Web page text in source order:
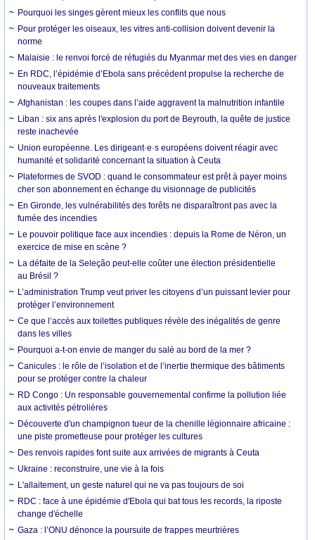
Pourquoi les singes gèrent mieux les conflits que nous
Pour protéger les oiseaux, les vitres anti-collision doivent devenir la
norme
Malaisie : le renvoi forcé de réfugiés du Myanmar met des vies en danger
En RDC, l’épidémie d’Ebola sans précédent propulse la recherche de
nouveaux traitements
Afghanistan : les coupes dans l’aide aggravent la malnutrition infantile
Liban : six ans après l'explosion du port de Beyrouth, la quête de justice
reste inachevée
Union européenne. Les dirigeant·e·s européens doivent réagir avec
humanité et solidarité concernant la situation à Ceuta
Plateformes de SVOD : quand le consommateur est prêt à payer moins
cher son abonnement en échange du visionnage de publicités
En Gironde, les vulnérabilités des forêts ne disparaîtront pas avec la
fumée des incendies
Le pouvoir politique face aux incendies : depuis la Rome de Néron, un
exercice de mise en scène ?
La défaite de la Seleção peut-elle coûter une élection présidentielle
au Brésil ?
L’administration Trump veut priver les citoyens d’un puissant levier pour
protéger l’environnement
Ce que l’accès aux toilettes publiques révèle des inégalités de genre
dans les villes
Pourquoi a-t-on envie de manger du salé au bord de la mer ?
Canicules : le rôle de l’isolation et de l’inertie thermique des bâtiments
pour se protéger contre la chaleur
RD Congo : Un responsable gouvernemental confirme la pollution liée
aux activités pétrolières
Découverte d'un champignon tueur de la chenille légionnaire africaine :
une piste prometteuse pour protéger les cultures
Des renvois rapides font suite aux arrivées de migrants à Ceuta
Ukraine : reconstruire, une vie à la fois
L'allaitement, un geste naturel qui ne va pas toujours de soi
RDC : face à une épidémie d'Ebola qui bat tous les records, la riposte
change d'échelle
Gaza : l’ONU dénonce la poursuite de frappes meurtrières